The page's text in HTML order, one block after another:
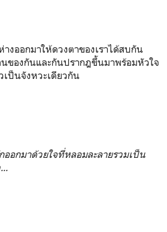
างออกมาให้ดวงตาของเราได้สบกัน
ของกันและกันปรากฎขึ้นมาพร้อมหัวใจ
เป็นจังหวะเดียวกัน
ออกมาด้วยใจที่หลอมละลายรวมเป็น